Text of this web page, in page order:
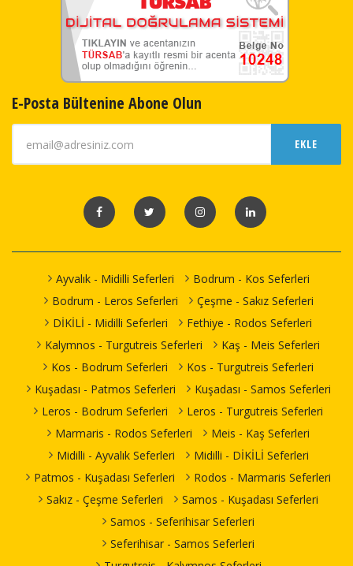
E-Posta Bültenine Abone Olun
EKLE
Ayvalık - Midilli Seferleri
Bodrum - Kos Seferleri
Bodrum - Leros Seferleri
Çeşme - Sakız Seferleri
DİKİLİ - Midilli Seferleri
Fethiye - Rodos Seferleri
Kalymnos - Turgutreis Seferleri
Kaş - Meis Seferleri
Kos - Bodrum Seferleri
Kos - Turgutreis Seferleri
Kuşadası - Patmos Seferleri
Kuşadası - Samos Seferleri
Leros - Bodrum Seferleri
Leros - Turgutreis Seferleri
Marmaris - Rodos Seferleri
Meis - Kaş Seferleri
Midilli - Ayvalık Seferleri
Midilli - DİKİLİ Seferleri
Patmos - Kuşadası Seferleri
Rodos - Marmaris Seferleri
Sakız - Çeşme Seferleri
Samos - Kuşadası Seferleri
Samos - Seferihisar Seferleri
Seferihisar - Samos Seferleri